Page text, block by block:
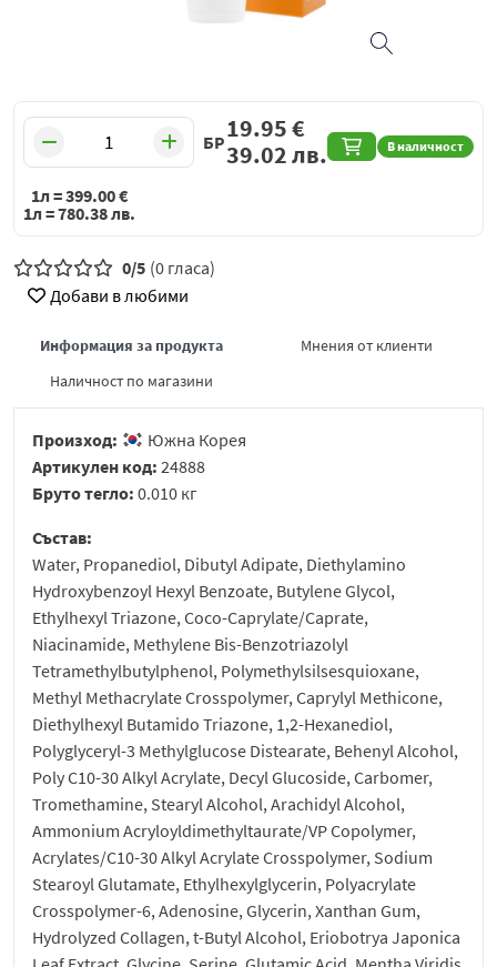
БР В наличност
19.95€
39.02лв.
1л =399.00€
1л =780.38лв.
0/5 (0 гласа)
Добави в любими
Информация за продукта
Мнения от клиенти
Наличност по магазини
Произход:
Южна Корея
Артикулен код: 24888
Бруто тегло: 0.010 кг
Състав:
Water, Propanediol, Dibutyl Adipate, Diethylamino
Hydroxybenzoyl Hexyl Benzoate, Butylene Glycol,
Ethylhexyl Triazone, Coco-Caprylate/Caprate,
Niacinamide, Methylene Bis-Benzotriazolyl
Tetramethylbutylphenol, Polymethylsilsesquioxane,
Methyl Methacrylate Crosspolymer, Caprylyl Methicone,
Diethylhexyl Butamido Triazone, 1,2-Hexanediol,
Polyglyceryl-3 Methylglucose Distearate, Behenyl Alcohol,
Poly C10-30 Alkyl Acrylate, Decyl Glucoside, Carbomer,
Tromethamine, Stearyl Alcohol, Arachidyl Alcohol,
Ammonium Acryloyldimethyltaurate/VP Copolymer,
Acrylates/C10-30 Alkyl Acrylate Crosspolymer, Sodium
Stearoyl Glutamate, Ethylhexylglycerin, Polyacrylate
Crosspolymer-6, Adenosine, Glycerin, Xanthan Gum,
Hydrolyzed Collagen, t-Butyl Alcohol, Eriobotrya Japonica